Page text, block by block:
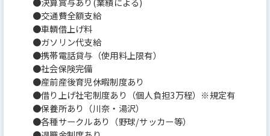
●交通費全額支給
●車輌借上げ料
●ガソリン代支給
●携帯電話貸与（使用料上限有）
●社会保険完備
●産前産後育児休暇制度あり
●借り上げ社宅制度あり（個人負担3万程）※規定有
●保養所あり（川奈・湯沢）
●各種サークルあり（野球/サッカー等）